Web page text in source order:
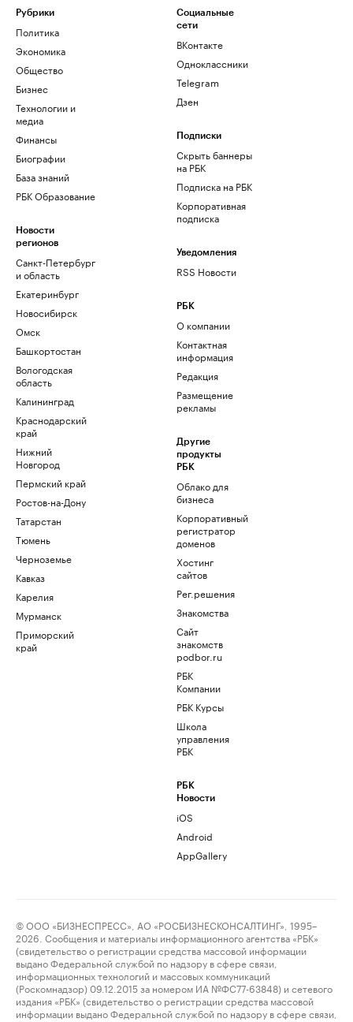
Рубрики
Политика
Экономика
Общество
Бизнес
Технологии и
медиа
Финансы
Биографии
База знаний
РБК Образование
Новости
регионов
Санкт-Петербург
и область
Екатеринбург
Новосибирск
Омск
Башкортостан
Вологодская
область
Калининград
Краснодарский
край
Нижний
Новгород
Пермский край
Ростов-на-Дону
Татарстан
Тюмень
Черноземье
Кавказ
Карелия
Мурманск
Приморский
край
Социальные
сети
ВКонтакте
Одноклассники
Telegram
Дзен
Подписки
Скрыть баннеры
на РБК
Подписка на РБК
Корпоративная
подписка
Уведомления
RSS Новости
РБК
О компании
Контактная
информация
Редакция
Размещение
рекламы
Другие
продукты
РБК
Облако для
бизнеса
Корпоративный
регистратор
доменов
Хостинг
сайтов
Рег.решения
Знакомства
Сайт
знакомств
podbor.ru
РБК
Компании
РБК Курсы
Школа
управления
РБК
РБК
Новости
iOS
Android
AppGallery
© ООО «БИЗНЕСПРЕСС», АО «РОСБИЗНЕСКОНСАЛТИНГ», 1995–
2026. Сообщения и материалы информационного агентства «РБК»
(свидетельство о регистрации средства массовой информации
выдано Федеральной службой по надзору в сфере связи,
информационных технологий и массовых коммуникаций
(Роскомнадзор) 09.12.2015 за номером ИА №ФС77-63848) и сетевого
издания «РБК» (свидетельство о регистрации средства массовой
информации выдано Федеральной службой по надзору в сфере связи,